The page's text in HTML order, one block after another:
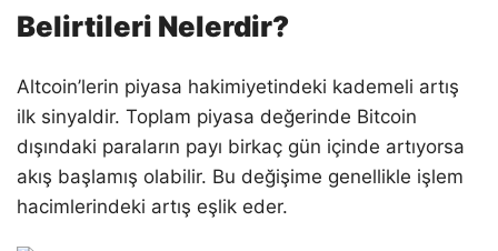
Belirtileri Nelerdir?
Altcoin’lerin piyasa hakimiyetindeki kademeli artış
ilk sinyaldir. Toplam piyasa değerinde Bitcoin
dışındaki paraların payı birkaç gün içinde artıyorsa
akış başlamış olabilir. Bu değişime genellikle işlem
hacimlerindeki artış eşlik eder.